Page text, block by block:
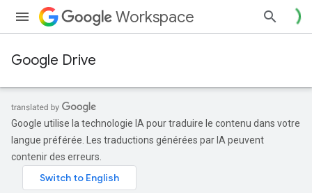
Workspace
Google Drive
Google utilise la technologie IA pour traduire le contenu dans votre
langue préférée. Les traductions générées par IA peuvent
contenir des erreurs.